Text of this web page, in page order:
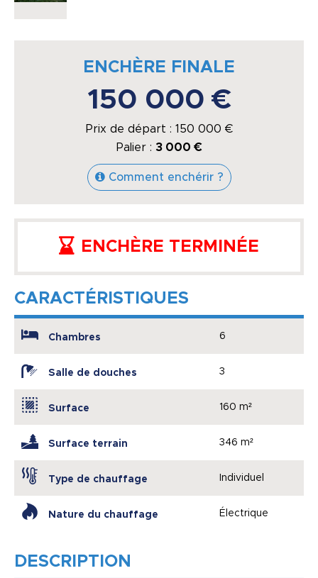
ENCHÈRE FINALE
150 000 €
Prix de départ : 150 000 €
Palier : 3 000 €
Comment enchérir ?
ENCHÈRE TERMINÉE
CARACTÉRISTIQUES
Chambres 6
Salle de douches 3
Surface 160 m²
Surface terrain 346 m²
Type de chauffage Individuel
Nature du chauffage Électrique
DESCRIPTION